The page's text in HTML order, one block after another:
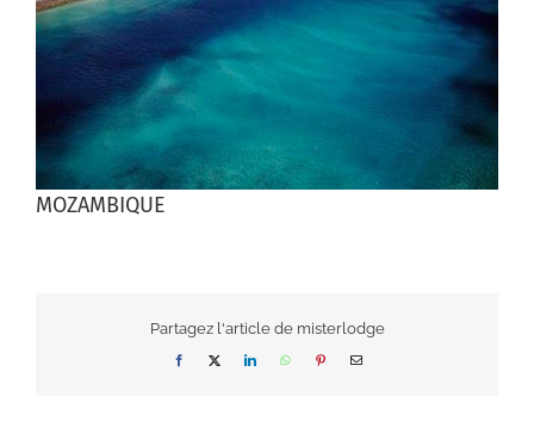
MOZAMBIQUE
Partagez l'article de misterlodge
FacebookX LinkedInWhatsAppPinterestEmail